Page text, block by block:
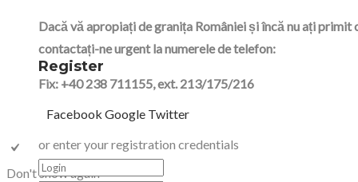
Dacă vă apropiați de granița României și încă nu ați primit
contactați-ne urgent la numerele de telefon:
Fix: +40 238 711155, ext. 213/175/216
Don't show again
Register
Facebook Google Twitter
or enter your registration credentials